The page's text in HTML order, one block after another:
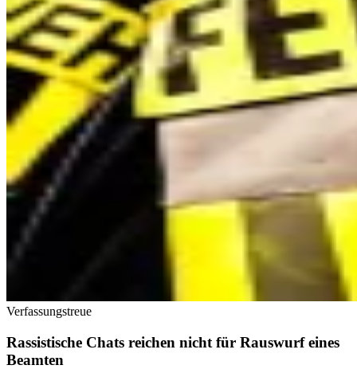
Verfassungstreue
Rassistische Chats reichen nicht für Rauswurf eines
Beamten